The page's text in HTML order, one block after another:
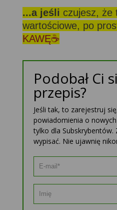
...a jeśli czujesz, że
wartościowe, po
KAWĘ☕
Podobał Ci
przepis?
Jeśli tak, to zarejestruj
powiadomienia o
tylko dla Subskrybentów.
wypisać. Nie ujawnię